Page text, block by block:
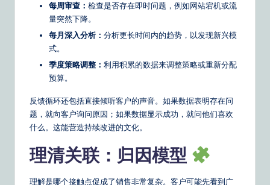
每周审查： 检查是否存在即时问题，例如网站宕机或流
量突然下降。
每月深入分析： 分析更长时间内的趋势，以发现新兴模
式。
季度策略调整： 利用积累的数据来调整策略或重新分配
预算。
反馈循环还包括直接倾听客户的声音。如果数据表明存在问
题，就向客户询问原因；如果数据显示成功，就问他们喜欢
什么。这能营造持续改进的文化。
理清关联：归因模型
理解是哪个接触点促成了销售非常复杂。客户可能先看到广